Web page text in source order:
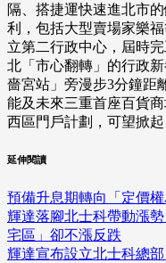
隔、搭捷運快速進北市
利，包括大型賣場家樂
立第二行政中心，屆時
北「市心翻轉」的行政
嗇宮站」旁漫步3分鐘距
能及未來三重首座百貨
西區門戶計劃，可望掀
延伸閱讀
預備升息期轉向「定價
輝達落腳北士科帶動漲
宅區」卻不漲反跌
輝達宣布設立北士科總